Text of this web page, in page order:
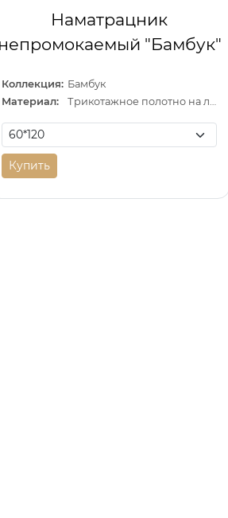
Наматрацник
непромокаемый "Бамбук"
Коллекция: Бамбук
Материал:
Купить